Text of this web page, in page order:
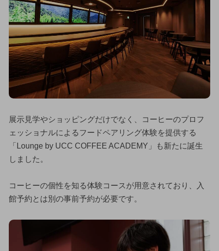
展示見学やショッピングだけでなく、コーヒーのプロフ
ェッショナルによるフードペアリング体験を提供する
「Lounge by UCC COFFEE ACADEMY」も新たに誕生
しました。
コーヒーの個性を知る体験コースが用意されており、入
館予約とは別の事前予約が必要です。